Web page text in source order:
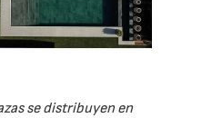
se distribuyen en